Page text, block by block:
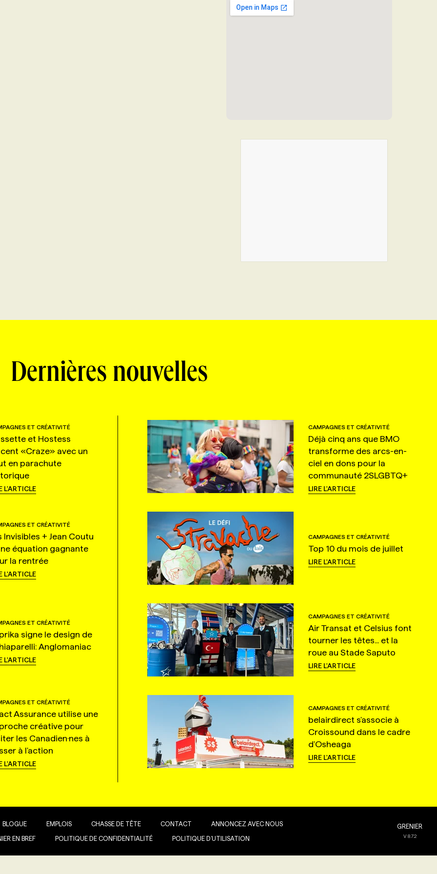
Dernières nouvelles
ET CRÉATIVITÉ
et Hostess
«Craze» avec un
en parachute
L'ARTICLE
CAMPAGNES ET CRÉATIVITÉ
Déjà cinq ans que BMO
transforme des arcs-en-
ciel en dons pour la
communauté 2SLGBTQ+
LIRE L'ARTICLE
ET CRÉATIVITÉ
Invisibles + Jean Coutu
équation gagnante
la rentrée
L'ARTICLE
CAMPAGNES ET CRÉATIVITÉ
Top 10 du mois de juillet
LIRE L'ARTICLE
ET CRÉATIVITÉ
signe le design de
Anglomaniac
L'ARTICLE
CAMPAGNES ET CRÉATIVITÉ
Air Transat et Celsius font
tourner les têtes... et la
roue au Stade Saputo
LIRE L'ARTICLE
ET CRÉATIVITÉ
Assurance utilise une
créative pour
les Canadien·nes à
à l'action
L'ARTICLE
CAMPAGNES ET CRÉATIVITÉ
belairdirect s'associe à
Croissound dans le cadre
d'Osheaga
LIRE L'ARTICLE
BLOGUE EMPLOIS CHASSE DE TÊTE CONTACT ANNONCEZ AVEC NOUS
EN BREF POLITIQUE DE CONFIDENTIALITÉ POLITIQUE D’UTILISATION
GRENIER
V8.7.2